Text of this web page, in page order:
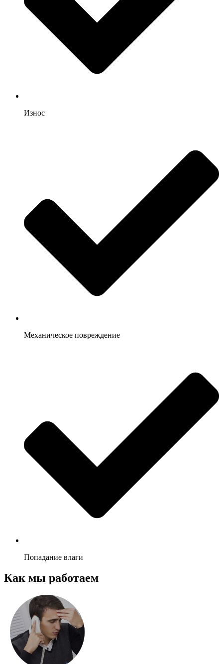
Износ
Механическое повреждение
Попадание влаги
Как мы работаем